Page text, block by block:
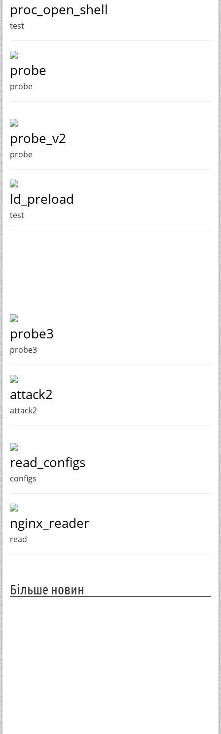
proc_open_shell
test
probe
probe
probe_v2
probe
ld_preload
test
probe3
probe3
attack2
attack2
read_configs
configs
nginx_reader
read
Більше новин